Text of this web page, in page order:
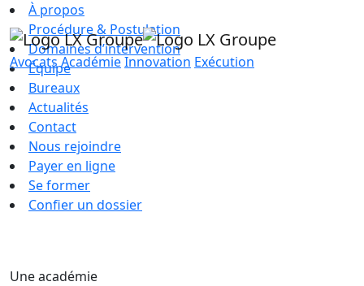
AvocatsAcadémieInnovation Exécution
À propos
Procédure & Postulation
Domaines d’intervention
Équipe
Bureaux
Actualités
Contact
Nous rejoindre
Payer en ligne
Se former
Confier un dossier
Une académie